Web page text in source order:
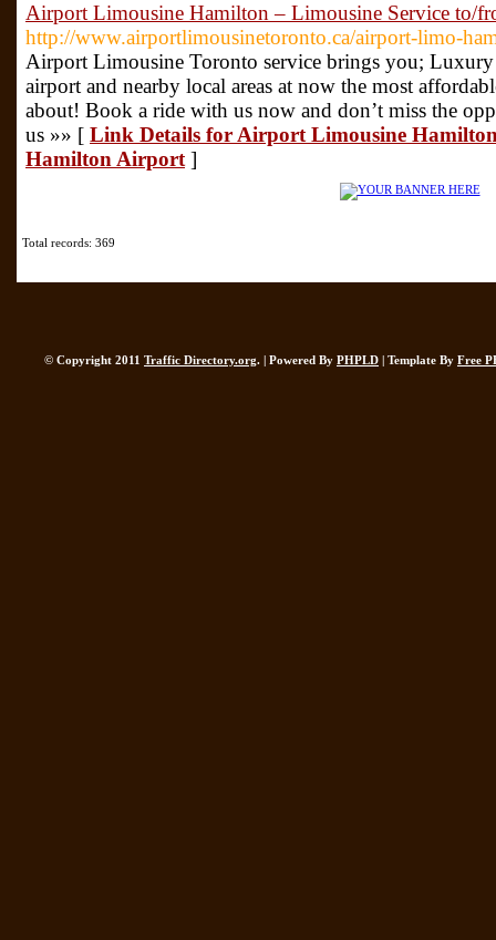
Airport Limousine Hamilton – Limousine Service to/
http://www.airportlimousinetoronto.ca/airport-limo-
Airport Limousine Toronto service brings you;
airport and nearby local areas at now the most
about! Book a ride with us now and don’t miss the
us »» [ Link Details for Airport Limousine
Hamilton Airport ]
Total records: 369
© Copyright 2011 Traffic Directory.org. | Powered By PHPLD | Template By Free